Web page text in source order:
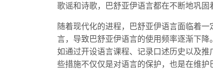
歌谣和诗歌，巴舒亚伊语言都在不断地巩固
随着现代化的进程，巴舒亚伊语言面临着
言，导致巴舒亚伊语言的使用频率逐渐下
如通过开设语言课程、记录口述历史以及
些措施不仅仅是对语言的保护，也是在维护